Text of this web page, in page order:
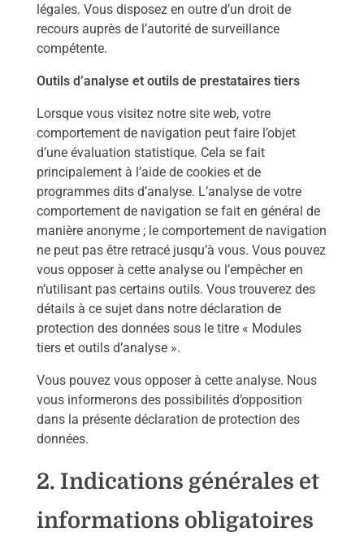
légales. Vous disposez en outre d’un droit de
recours auprès de l’autorité de surveillance
compétente.
Outils d’analyse et outils de prestataires tiers
Lorsque vous visitez notre site web, votre
comportement de navigation peut faire l’objet
d’une évaluation statistique. Cela se fait
principalement à l’aide de cookies et de
programmes dits d’analyse. L’analyse de votre
comportement de navigation se fait en général de
manière anonyme ; le comportement de navigation
ne peut pas être retracé jusqu’à vous. Vous pouvez
vous opposer à cette analyse ou l’empêcher en
n’utilisant pas certains outils. Vous trouverez des
détails à ce sujet dans notre déclaration de
protection des données sous le titre « Modules
tiers et outils d’analyse ».
Vous pouvez vous opposer à cette analyse. Nous
vous informerons des possibilités d’opposition
dans la présente déclaration de protection des
données.
2. Indications générales et
informations obligatoires